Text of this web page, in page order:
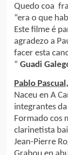
Quedo coa
“era o que
Este filme é
agradezo a
facer esta
“ Guadi
Pablo
Naceu en A
integrantes
Formado cos
clarinetista
Jean-Pierre